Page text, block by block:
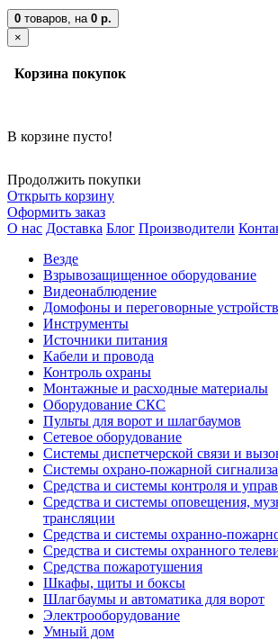
0 товаров, на 0 р.
×
Корзина покупок
В корзине пусто!
Продолжить покупки
Открыть корзину
Оформить заказ
О нас Доставка Блог Производители
Везде
Взрывозащищенное оборудование
Видеонаблюдение
Домофоны и переговорные
Инструменты
Источники питания
Кабели и провода
Контроль охраны
Монтажные и расходные материалы
Оборудование СКС
Пульты для ворот и шлагбаумов
Сетевое оборудование
Системы диспетчерской связи и
Системы охрано-пожарной
Средства и системы контроля и
Средства и системы оповещения,
трансляции
Средства и системы охранно-
Средства и системы охранного
Средства пожаротушения
Шкафы, щиты и боксы
Шлагбаумы и автоматика для ворот
Электрооборудование
Умный дом